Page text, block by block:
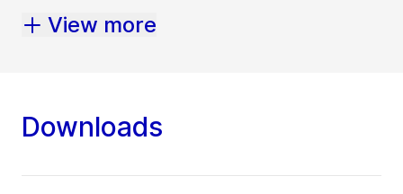
View more
Downloads